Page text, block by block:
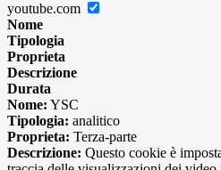
youtube.com
Nome
Tipologia
Proprieta
Descrizione
Durata
Nome: YSC
Tipologia: analitico
Proprieta: Terza-parte
Descrizione: Questo cookie è